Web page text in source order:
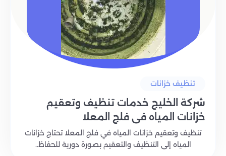
تنظيف خزانات
شركة الخليج خدمات تنظيف وتعقيم
خزانات المياه في فلج المعلا
تنظيف وتعقيم خزانات المياه في فلج المعلا تحتاج خزانات
المياه إلى التنظيف والتعقيم بصورة دورية للحفاظ..